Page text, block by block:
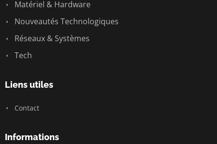
Matériel & Hardware
Nouveautés Technologiques
Réseaux & Systèmes
Tech
Liens utiles
Contact
Informations